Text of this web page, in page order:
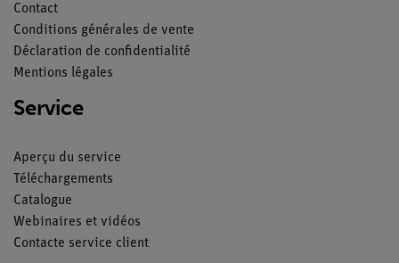
Contact
Conditions générales de vente
Déclaration de confidentialité
Mentions légales
Service
Aperçu du service
Téléchargements
Catalogue
Webinaires et vidéos
Contacte service client